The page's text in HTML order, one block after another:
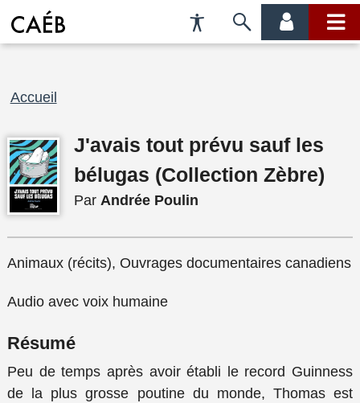
Préférences
d'accessibilité
Passer
menu
menu
Fil
Accueil
J'avais tout prévu sauf les
bélugas (Collection Zèbre)
Par Andrée Poulin
Animaux (récits), Ouvrages documentaires canadiens
Audio avec voix humaine
Résumé
Peu de temps après avoir établi le record Guinness
de la plus grosse poutine du monde, Thomas est